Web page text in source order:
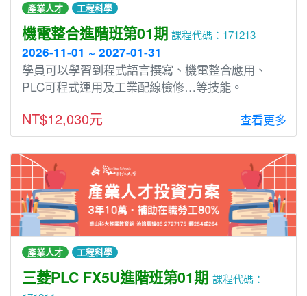
產業人才 工程科學
機電整合進階班第01期 課程代碼：171213
2026-11-01 ~ 2027-01-31
學員可以學習到程式語言撰寫、機電整合應用、
PLC可程式運用及工業配線檢修…等技能。
NT$12,030元 查看更多
產業人才 工程科學
三菱PLC FX5U進階班第01期 課程代碼：